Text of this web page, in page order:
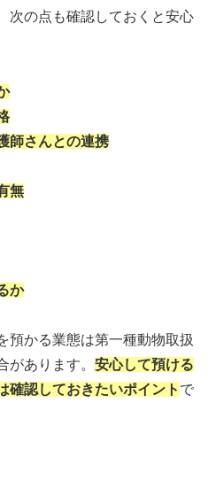
次の点も確認しておくと安心
師さんとの連携
無
か
預かる業態は第一種動物取扱
があります。 安心して預ける
確認しておきたいポイント で